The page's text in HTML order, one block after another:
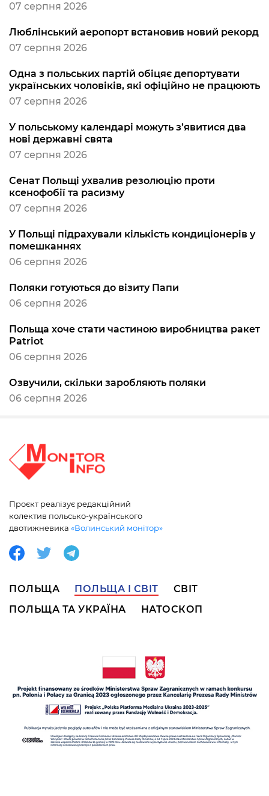
07 серпня 2026
Люблінський аеропорт встановив новий рекорд
07 серпня 2026
Одна з польських партій обіцяє депортувати
українських чоловіків, які офіційно не працюють
07 серпня 2026
У польському календарі можуть з’явитися два
нові державні свята
07 серпня 2026
Сенат Польщі ухвалив резолюцію проти
ксенофобії та расизму
07 серпня 2026
У Польщі підрахували кількість кондиціонерів у
помешканнях
06 серпня 2026
Поляки готуються до візиту Папи
06 серпня 2026
Польща хоче стати частиною виробництва ракет
Patriot
06 серпня 2026
Озвучили, скільки заробляють поляки
06 серпня 2026
Проєкт реалізує редакційний
колектив польсько-українського
двотижневика «Волинський монітор»
ПОЛЬЩА ПОЛЬЩА І СВІТ
СВІТ
ПОЛЬЩА ТА УКРАЇНА
НАТОСКОП